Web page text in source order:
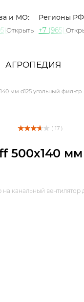
и МО:
721-60-15
Открыть
Регионы
+7 (965) 420-
АГРОПЕДИЯ
мм d125 угольный фильтр
( 17 )
500х140
на канальный вентилятор